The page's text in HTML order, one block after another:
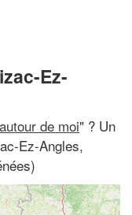
Ez-
de moi" ? Un
Ez-Angles,